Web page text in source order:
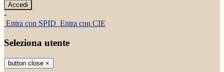
-
Entra con SPID Entra con CIE
Seleziona utente
button close ×